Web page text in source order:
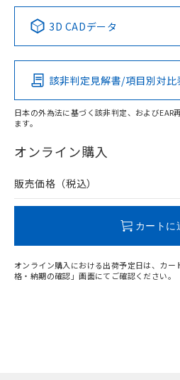
Pb Hg
O
在庫等で未対応品が混在する可能
問い合わせください。
この製品の規
その他の認証はこちらの
3D CADデータ
該非判定見解書/項目別対比
日本の外為法に基づく該非判定、およびEAR
ます。
オンライン購入
販売価格（税込）
カートに
オンライン購入における出荷予定日は、カ
格・納期の確認」画面にてご確認ください。